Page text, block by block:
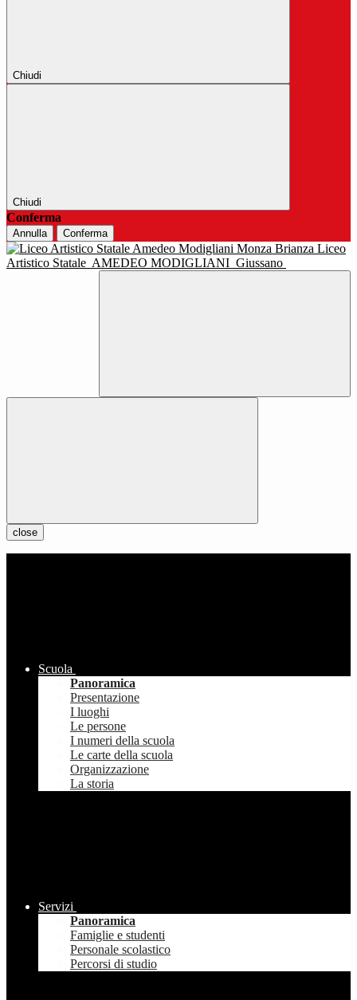
Chiudi
Chiudi
Conferma
Annulla Conferma
Liceo
Artistico Statale AMEDEO MODIGLIANI Giussano
close
Scuola
Panoramica
Presentazione
I luoghi
Le persone
I numeri della scuola
Le carte della scuola
Organizzazione
La storia
Servizi
Panoramica
Famiglie e studenti
Personale scolastico
Percorsi di studio